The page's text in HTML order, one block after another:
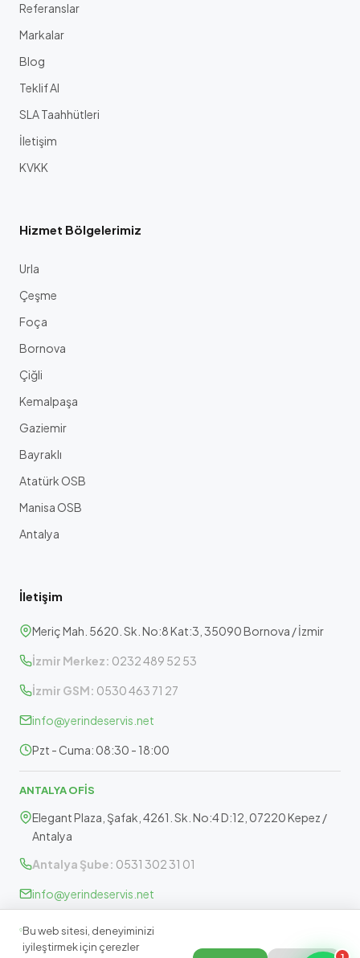
Referanslar
Markalar
Blog
Teklif Al
SLA Taahhütleri
İletişim
KVKK
Hizmet Bölgelerimiz
Urla
Çeşme
Foça
Bornova
Çiğli
Kemalpaşa
Gaziemir
Bayraklı
Atatürk OSB
Manisa OSB
Antalya
İletişim
Meriç Mah. 5620. Sk. No:8 Kat:3, 35090 Bornova / İzmir
İzmir Merkez: 0232 489 52 53
İzmir GSM: 0530 463 71 27
info@yerindeservis.net
Pzt - Cuma: 08:30 - 18:00
ANTALYA OFİS
Elegant Plaza, Şafak, 4261. Sk. No:4 D:12, 07220 Kepez /
Antalya
Antalya Şube: 0531 302 31 01
info@yerindeservis.net
Pazartesi - Cuma: 09:30 - 17:30
Bu web sitesi, deneyiminizi
iyileştirmek için çerezler